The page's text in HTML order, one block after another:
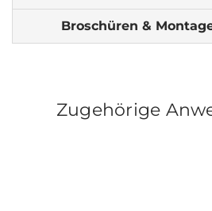
Broschüren &
Zugehörige